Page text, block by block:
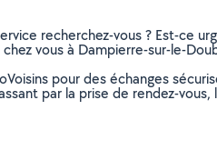
recherchez-vous ? Est-ce
vous à Dampierre-sur-le-
pour des échanges
par la prise de rendez-